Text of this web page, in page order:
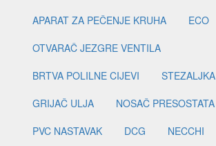
APARAT ZA PEČENJE KRUHA
ECO
OTVARAČ JEZGRE VENTILA
BRTVA POLILNE CIJEVI
STEZALJKA
GRIJAČ ULJA
NOSAČ PRESOSTATA
PVC NASTAVAK
DCG NECCHI